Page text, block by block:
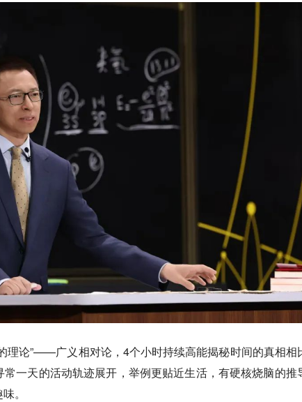
理论”——广义相对论，4个小时持续高能揭秘时间的真相相
一天的活动轨迹展开，举例更贴近生活，有硬核烧脑的推
。